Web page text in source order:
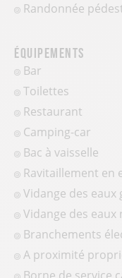
Randonnée
Équipements
Bar
Toilettes
Restaurant
Camping-car
Bac à vaisselle
Ravitaillement en
Vidange des eaux
Vidange des eaux
Branchements
A proximité